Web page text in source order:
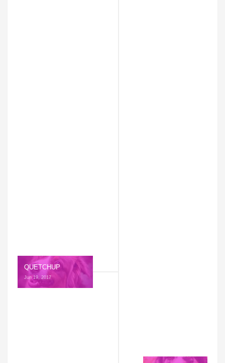
QUETCHUP
Jun 19, 2017